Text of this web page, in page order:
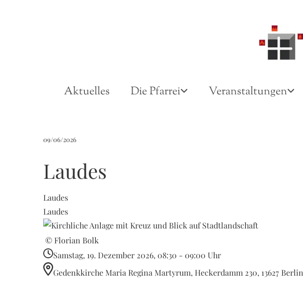
Aktuelles Die Pfarrei Veranstaltungen
09/06/2026
Laudes
Laudes
Laudes
© Florian Bolk
Samstag, 19. Dezember 2026, 08:30 - 09:00 Uhr
Gedenkkirche Maria Regina Martyrum, Heckerdamm 230, 13627 Berlin